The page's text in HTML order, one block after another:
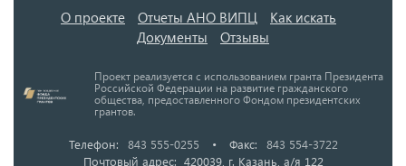
О проекте Отчеты АНО ВИПЦ
Как искать
Документы
Отзывы
Проект реализуется с использованием гранта Президента
Российской Федерации на развитие гражданского
общества, предоставленного Фондом президентских
грантов.
Телефон: 843 555-0255 • Факс:
843 554-3722
Почтовый адрес: 420039, г. Казань, а/я 122